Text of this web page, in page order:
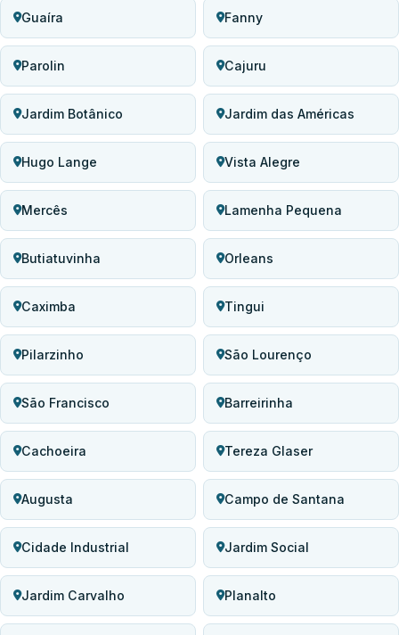
Guaíra Fanny
Parolin Cajuru
Jardim Botânico Jardim das Américas
Hugo Lange Vista Alegre
Mercês Lamenha Pequena
Butiatuvinha Orleans
Caximba Tingui
Pilarzinho São Lourenço
São Francisco Barreirinha
Cachoeira Tereza Glaser
Augusta Campo de Santana
Cidade Industrial Jardim Social
Jardim Carvalho Planalto